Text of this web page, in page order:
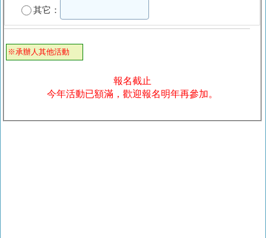
其它：
※承辦人其他活動
報名截止
今年活動已額滿，歡迎報名明年再參加。